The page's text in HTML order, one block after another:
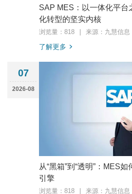
SAP MES：以一体化平台
化转型的坚实内核
浏览量：818 来源：九慧信息
了解更多
07
2026-08
从“黑箱”到“透明”：MES
引擎
浏览量：818 来源：九慧信息